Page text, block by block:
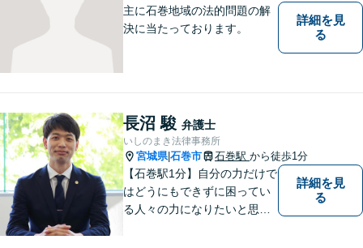
主に石巻地域の法的問題の解
決に当たっております。
詳細を見
る
長沼 駿 弁護士
いしのまき法律事務所
宮城県|石巻市 石巻駅 から徒歩1分
【石巻駅1分】自分の力だけで
はどうにもできずに困ってい
る人々の力になりたいと思い
詳細を見
る